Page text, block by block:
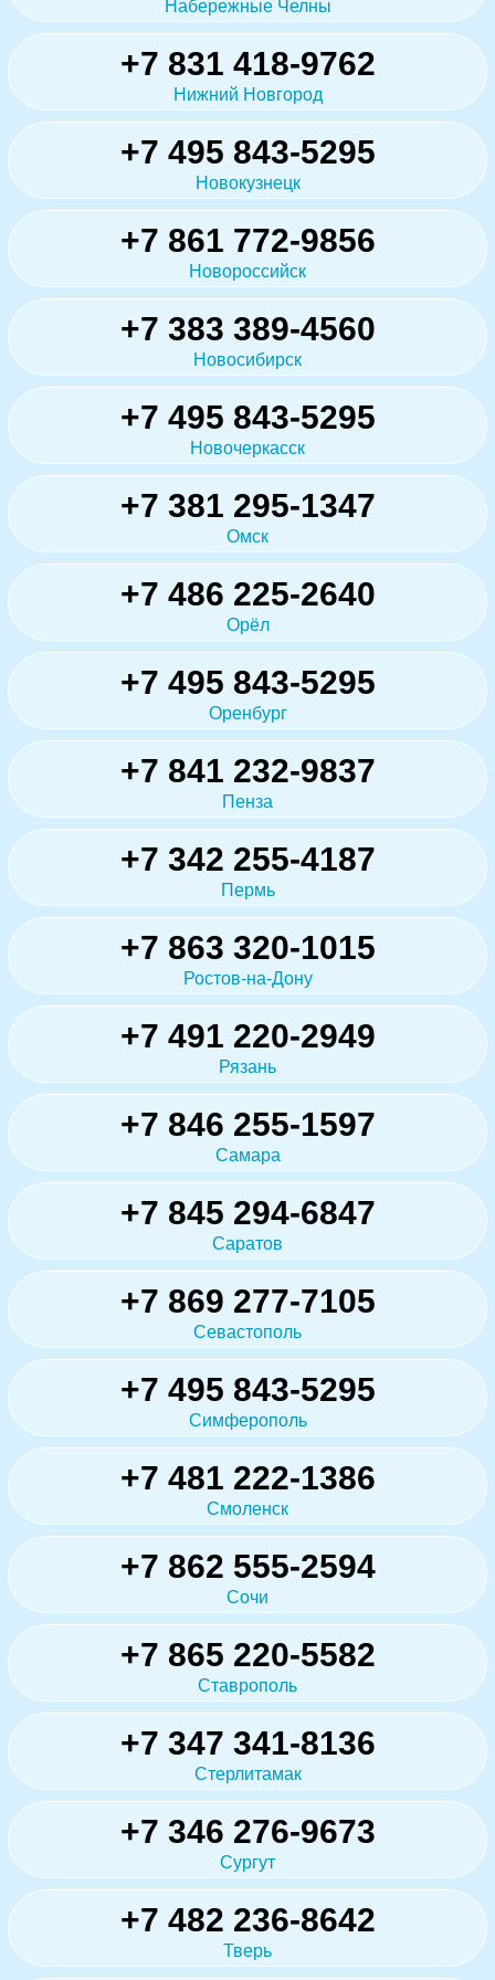
Набережные Челны
+7 831 418-9762
Нижний Новгород
+7 495 843-5295
Новокузнецк
+7 861 772-9856
Новороссийск
+7 383 389-4560
Новосибирск
+7 495 843-5295
Новочеркасск
+7 381 295-1347
Омск
+7 486 225-2640
Орёл
+7 495 843-5295
Оренбург
+7 841 232-9837
Пенза
+7 342 255-4187
Пермь
+7 863 320-1015
Ростов-на-Дону
+7 491 220-2949
Рязань
+7 846 255-1597
Самара
+7 845 294-6847
Саратов
+7 869 277-7105
Севастополь
+7 495 843-5295
Симферополь
+7 481 222-1386
Смоленск
+7 862 555-2594
Сочи
+7 865 220-5582
Ставрополь
+7 347 341-8136
Стерлитамак
+7 346 276-9673
Сургут
+7 482 236-8642
Тверь